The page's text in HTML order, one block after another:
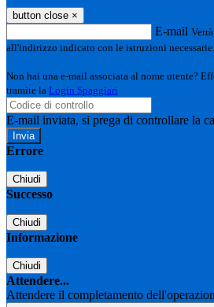
button close ×
E-mail
all'indirizzo indicato con le istruzioni necessarie.
Non hai una e-mail associata al nome utente?
tramite la Login Spaggiari
E-mail inviata, si prega di controllare la
Errore
Chiudi
Successo
Chiudi
Informazione
Chiudi
Attendere...
Attendere il completamento